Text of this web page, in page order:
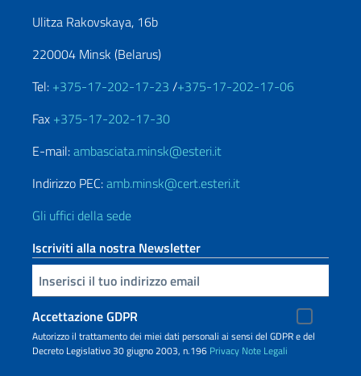
Ulitza Rakovskaya, 16b
220004 Minsk (Belarus)
Tel: +375-17-202-17-23 /+375-17-202-17-06
Fax +375-17-202-17-30
E-mail:ambasciata.minsk@esteri.it
Indirizzo PEC:amb.minsk@cert.esteri.it
Gli uffici della sede
Iscriviti alla nostra Newsletter
Inserisci la tua email
Accettazione GDPR
Autorizzo il trattamento dei miei dati personali ai sensi del GDPR e del
Decreto Legislativo 30 giugno 2003, n.196 Privacy Note Legali